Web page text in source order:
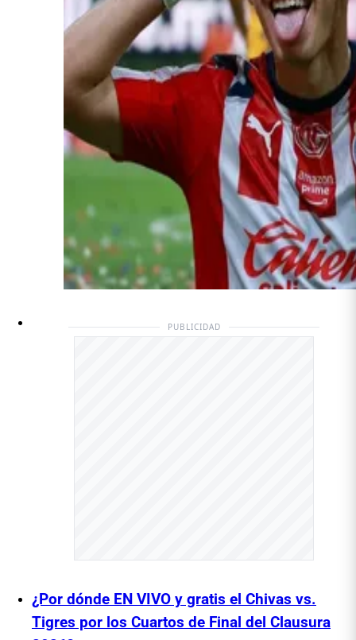
PUBLICIDAD
¿Por dónde EN VIVO y gratis el Chivas vs.
Tigres por los Cuartos de Final del Clausura